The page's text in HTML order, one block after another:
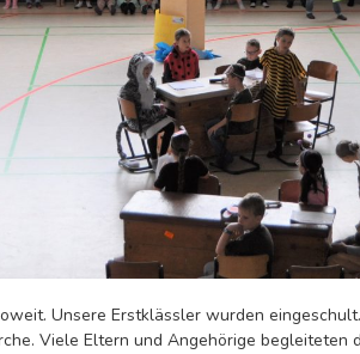
Unsere Erstklässler wurden
Viele Eltern und Angehörige begleiteten